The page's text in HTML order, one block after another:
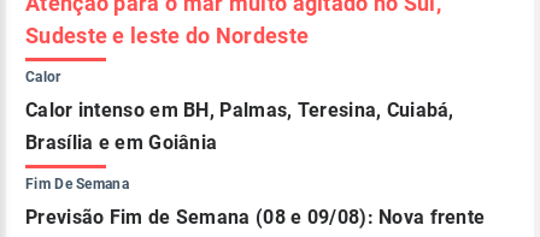
Sudeste e leste do Nordeste
Calor
Calor intenso em BH, Palmas, Teresina, Cuiabá,
Brasília e em Goiânia
Fim De Semana
Previsão Fim de Semana (08 e 09/08): Nova frente